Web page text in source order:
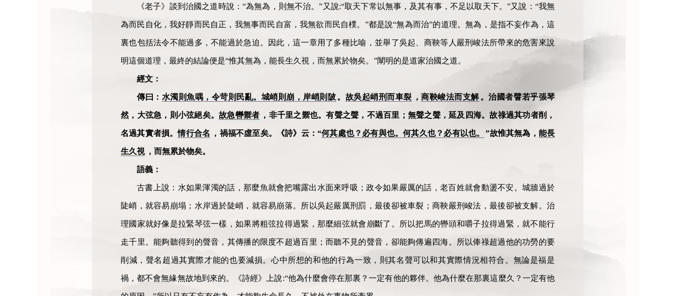
《老子》談到治國之道時說：“為無為，則無不治。”又說:“取天下常以無事，及其有事，不足以取天下。”又說：“我無
為而民自化，我好靜而民自正，我無事而民自富，我無欲而民自樸。”都是說“無為而治”的道理。無為，是指不妄作為，這
裏也包括法令不能過多，不能過於急迫。因此，這一章用了多種比喻，並舉了吳起、商鞅等人嚴刑峻法所帶來的危害來說
明這個道理，最終的結論便是“惟其無為，能長生久視，而無累於物矣。”闡明的是道家治國之道。
經文：
傳曰： 水濁則魚喁，令苛則民亂。城峭則崩，岸峭則陂。 故吳起峭刑而車裂 ，商鞅峻法而支解。治國者譬若乎張琴
然，大弦急，則小弦絕矣。 故急轡禦者 ，非千里之禦也。有聲之聲，不過百里；無聲之聲，延及四海。故祿過其功者削，
名過其實者損。情行合名 ，禍福不虛至矣。《詩》云：“何其處也？必有與也。何其久也？必有以也。 ”故惟其無為， 能長
生久視 ，而無累於物矣。
語義：
古書上說：水如果渾濁的話，那麼魚就會把嘴露出水面來呼吸；政令如果嚴厲的話，老百姓就會動盪不安。城牆過於
陡峭，就容易崩塌；水岸過於陡峭，就容易崩落。所以吳起嚴厲刑罰，最後卻被車裂；商鞅嚴刑峻法，最後卻被支解。治
理國家就好像是拉緊琴弦一樣，如果將粗弦拉得過緊，那麼細弦就會崩斷了。所以把馬的轡頭和嚼子拉得過緊，就不能行
走千里。能夠聽得到的聲音，其傳播的限度不超過百里；而聽不見的聲音，卻能夠傳遍四海。所以俸祿超過他的功勞的要
削減，聲名超過其實際才能的也要減損。心中所想的和他的行為一致，則其名聲可以和其實際情況相符合。無論是福是
禍，都不會無緣無故地到來的。《詩經》上說:“他為什麼會停在那裏？一定有他的夥伴。他為什麼在那裏這麼久？一定有他